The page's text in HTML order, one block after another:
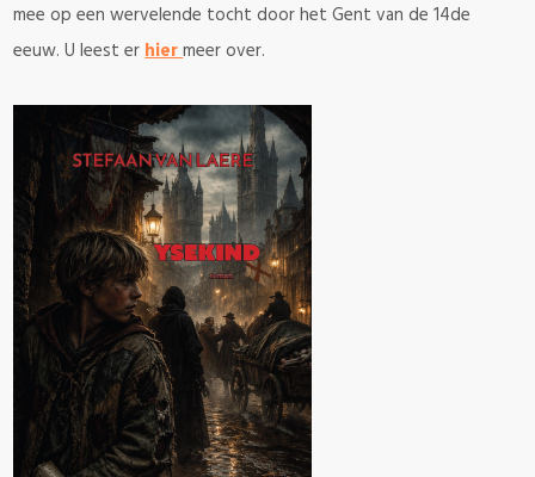
mee op een wervelende tocht door het Gent van de 14de
eeuw. U leest erhiermeer over.